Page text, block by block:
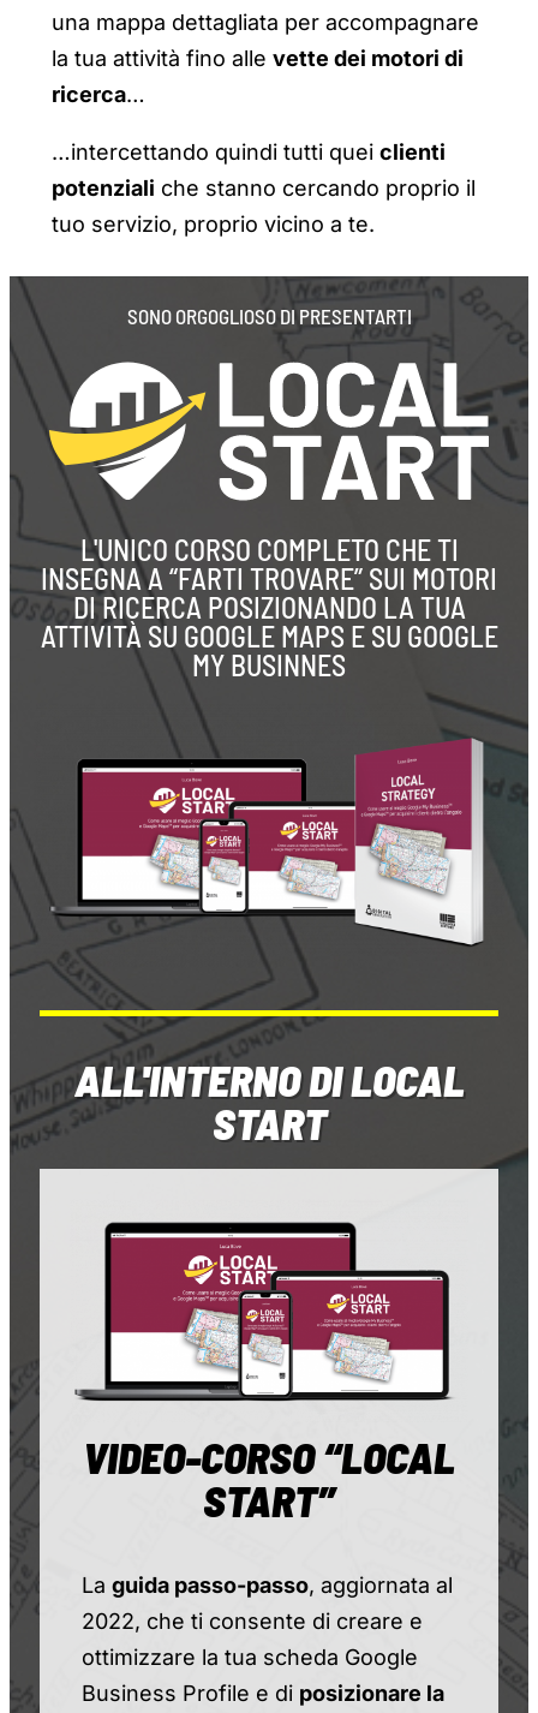
una mappa dettagliata per accompagnare
la tua attività fino alle vette dei motori di
ricerca…
…intercettando quindi tutti quei clienti
potenziali che stanno cercando proprio il
tuo servizio, proprio vicino a te.
SONO ORGOGLIOSO DI PRESENTARTI
L'UNICO CORSO COMPLETO CHE TI
INSEGNA A “FARTI TROVARE” SUI MOTORI
DI RICERCA POSIZIONANDO LA TUA
ATTIVITÀ SU GOOGLE MAPS E SU GOOGLE
MY BUSINNES
ALL'INTERNO DI LOCAL
START
VIDEO-CORSO “LOCAL
START”
La guida passo-passo, aggiornata al
2022, che ti consente di creare e
ottimizzare la tua scheda Google
Business Profile e di posizionare la